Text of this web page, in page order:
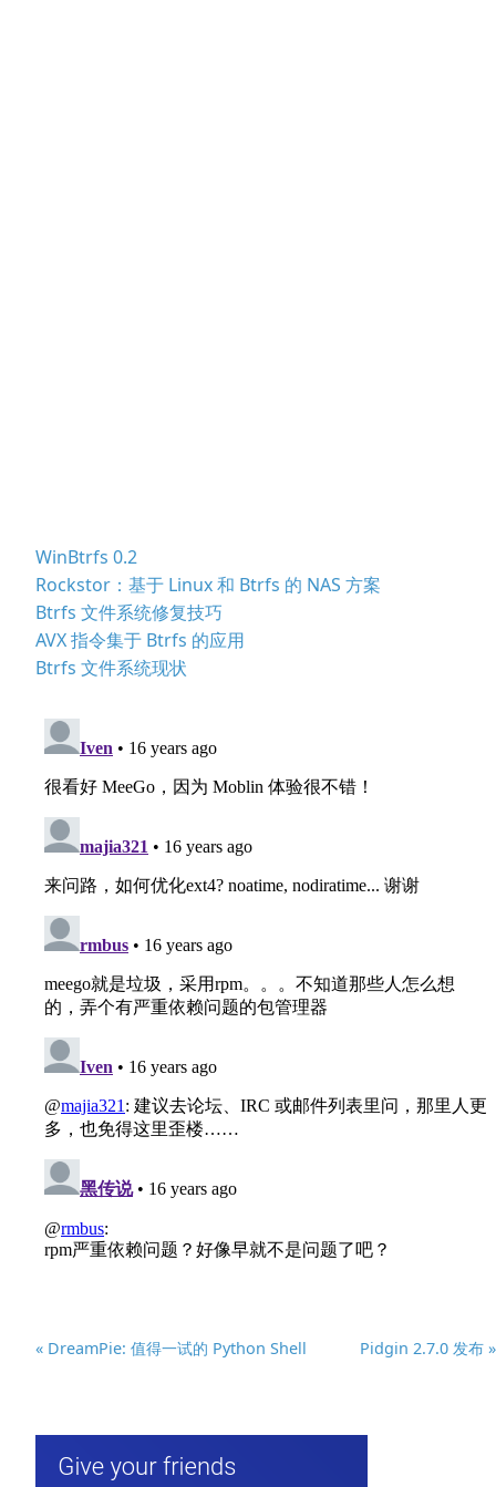
WinBtrfs 0.2
Rockstor：基于 Linux 和 Btrfs 的 NAS 方案
Btrfs 文件系统修复技巧
AVX 指令集于 Btrfs 的应用
Btrfs 文件系统现状
« DreamPie: 值得一试的 Python Shell Pidgin 2.7.0 发布 »